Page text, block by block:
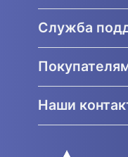
Служба
Наши